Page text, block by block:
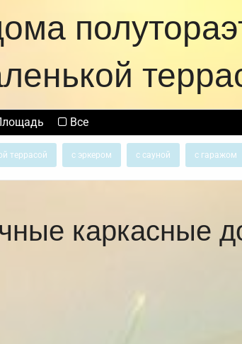
Все
террасой с эркером с сауной с гаражом
каркасные